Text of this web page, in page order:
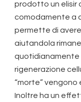
prodotto un elisir
comodamente a
permette di
aiutandola
quotidianamente
rigenerazione
“morte” vengono
Inoltre ha un